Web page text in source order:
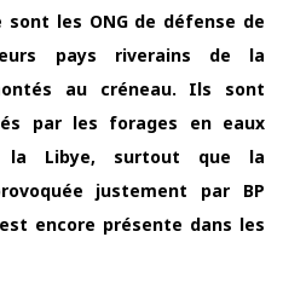
les ONG de défense de
pays riverains de la
au créneau. Ils sont
par les forages en eaux
la Libye, surtout que la
justement par BP
encore présente dans les